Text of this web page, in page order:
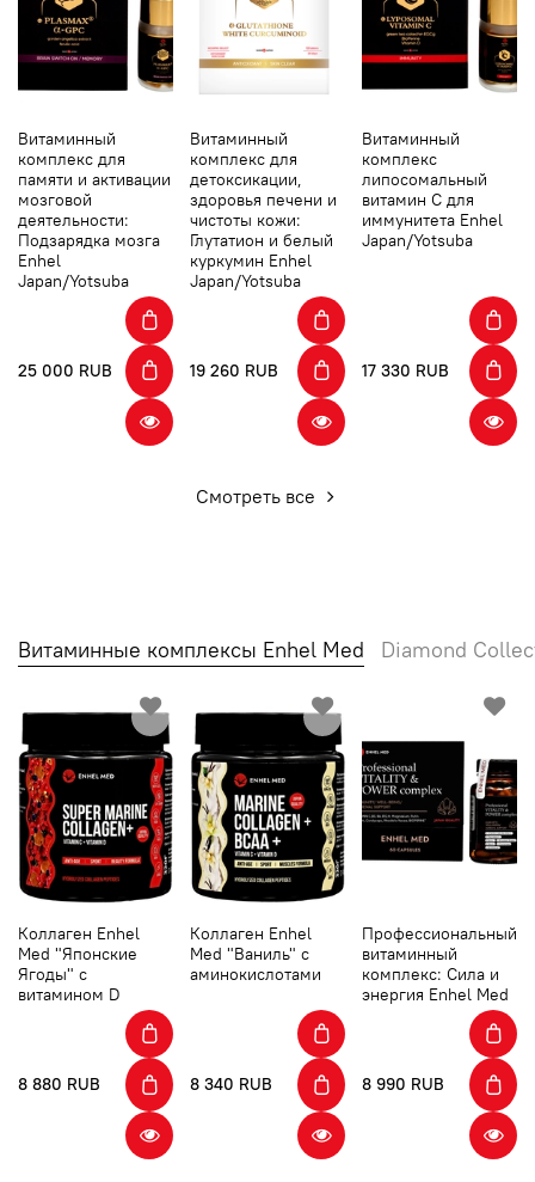
Витаминный
комплекс для
памяти и активации
мозговой
деятельности:
Подзарядка мозга
Enhel
Japan/Yotsuba
25 000 RUB
Витаминный
комплекс для
детоксикации,
здоровья печени и
чистоты кожи:
Глутатион и белый
куркумин Enhel
Japan/Yotsuba
19 260 RUB
Витаминный
комплекс
липосомальный
витамин С для
иммунитета Enhel
Japan/Yotsuba
17 330 RUB
Смотреть все
Витаминные комплексы Enhel Med Diamond
Коллаген Enhel
Med "Японские
Ягоды" с
витамином D
8 880 RUB
Коллаген Enhel
Med "Ваниль" с
аминокислотами
8 340 RUB
Профессиональный
витаминный
комплекс: Сила и
энергия Enhel Med
8 990 RUB